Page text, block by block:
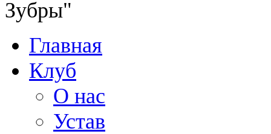
Главная
Клуб
О нас
Устав